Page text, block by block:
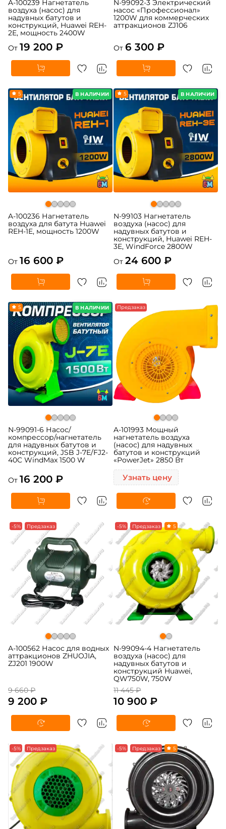
A-100239 Нагнетатель
воздуха (насос) для
надувных батутов и
конструкций, Huawei REH-
2E, мощность 2400W
От 19 200 ₽
N-99092-3 Электрический
насос «Профессионал»
1200W для коммерческих
аттракционов ZJ106
От 6 300 ₽
В НАЛИЧИИ
5
A-100236 Нагнетатель
воздуха для батута Huawei
REH-1E, мощность 1200W
От 16 600 ₽
В НАЛИЧИИ
5
N-99103 Нагнетатель
воздуха (насос) для
надувных батутов и
конструкций, Huawei REH-
3E, WindForce 2800W
От 24 600 ₽
В НАЛИЧИИ
5
N-99091-6 Насос/
компрессор/нагнетатель
для надувных батутов и
конструкций, JSB J-7E/FJ2-
40C WindMax 1500 W
От 16 200 ₽
Предзаказ
A-101993 Мощный
нагнетатель воздуха
(насос) для надувных
батутов и конструкций
«PowerJet» 2850 Вт
Узнать цену
-5% Предзаказ
A-100562 Насос для водных
аттракционов ZHUOJIA,
ZJ201 1900W
9 660 ₽
9 200 ₽
-5% Предзаказ 5
N-99094-4 Нагнетатель
воздуха (насос) для
надувных батутов и
конструкций Huawei,
QW750W, 750W
11 445 ₽
10 900 ₽
-5% Предзаказ -5% Предзаказ 5